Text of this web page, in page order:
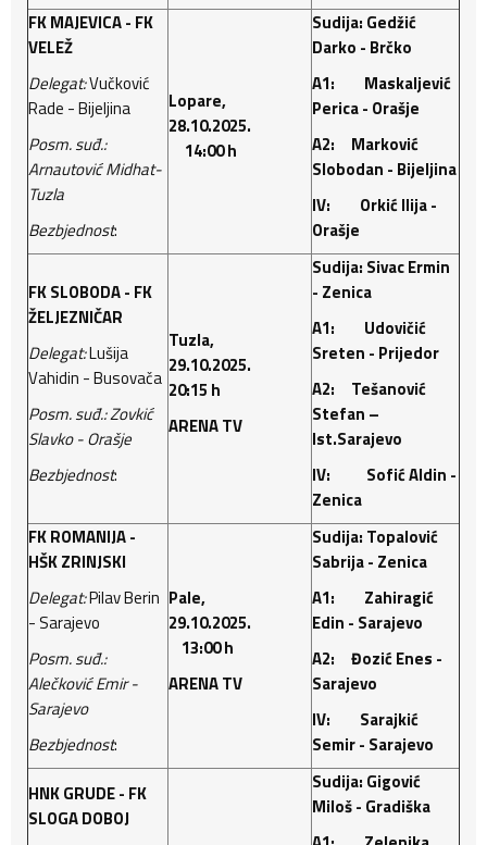
FK MAJEVICA - FK
VELEŽ
Delegat:Vučković
Rade - Bijeljina
Posm. suđ.:
Arnautović Midhat-
Tuzla
Bezbjednost:
Lopare,
28.10.2025.
14:00 h
Sudija: Gedžić
Darko - Brčko
A1: Maskaljević
Perica - Orašje
A2: Marković
Slobodan - Bijeljina
IV: Orkić Ilija -
Orašje
FK SLOBODA - FK
ŽELJEZNIČAR
Delegat:Lušija
Vahidin - Busovača
Posm. suđ.: Zovkić
Slavko - Orašje
Bezbjednost:
Tuzla,
29.10.2025.
20:15 h
ARENA TV
Sudija: Sivac Ermin
- Zenica
A1: Udovičić
Sreten - Prijedor
A2: Tešanović
Stefan –
Ist.Sarajevo
IV: Sofić Aldin -
Zenica
FK ROMANIJA -
HŠK ZRINJSKI
Delegat:Pilav Berin
- Sarajevo
Posm. suđ.:
Alečković Emir -
Sarajevo
Bezbjednost:
Pale,
29.10.2025.
13:00 h
ARENA TV
Sudija: Topalović
Sabrija - Zenica
A1: Zahiragić
Edin - Sarajevo
A2: Đozić Enes -
Sarajevo
IV: Sarajkić
Semir - Sarajevo
HNK GRUDE - FK
SLOGA DOBOJ
Sudija: Gigović
Miloš - Gradiška